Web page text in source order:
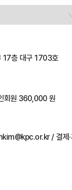
17층 대구 1703호
회원 360,000 원
/ 결제